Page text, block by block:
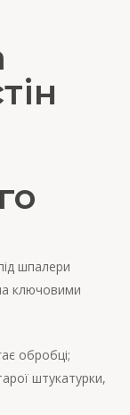
шпалери
ключовими
обробці;
штукатурки,